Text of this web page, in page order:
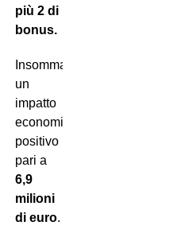
più 2 di
bonus.
Insomma:
un
impatto
economico
positivo
pari a
6,9
milioni
di euro.